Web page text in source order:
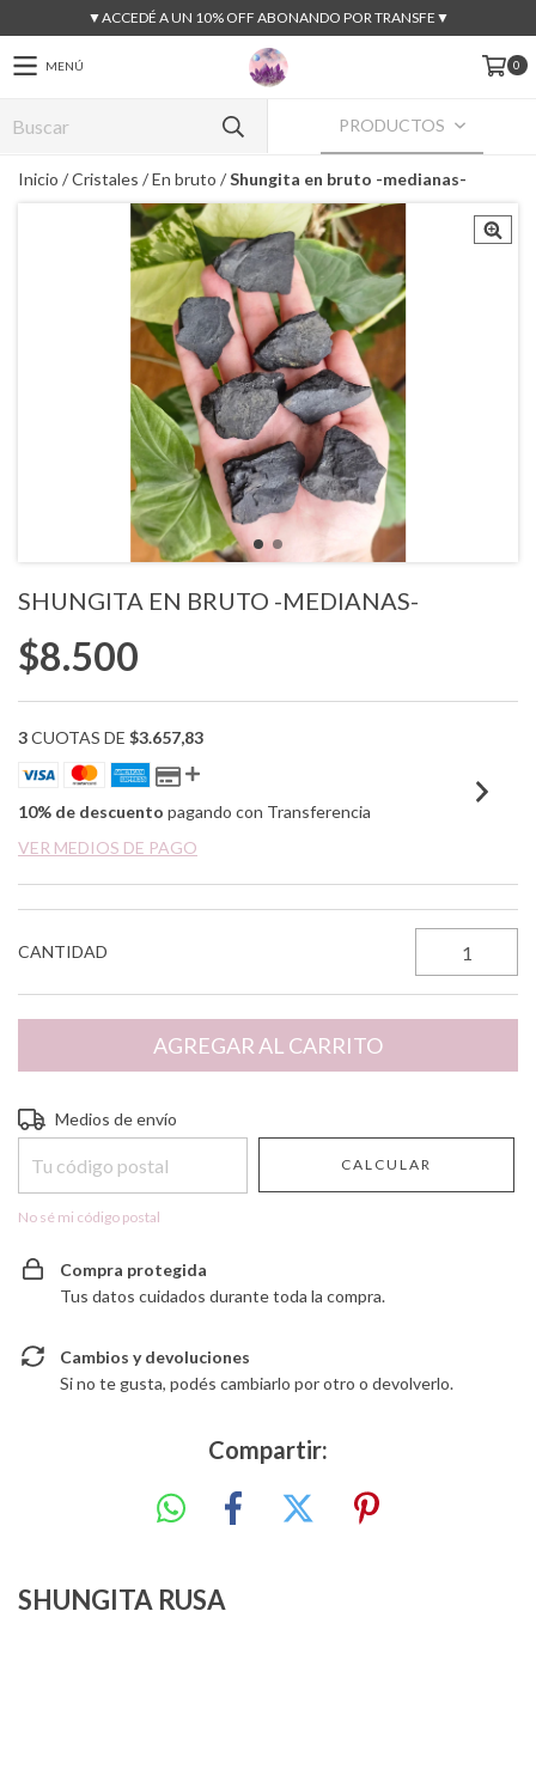
▼ACCEDÉ A UN 10% OFF ABONANDO POR TRANSFE▼
MENÚ 0
PRODUCTOS
Inicio /Cristales /En bruto /Shungita en bruto -medianas-
SHUNGITA EN BRUTO -MEDIANAS-
$8.500
3CUOTAS DE $3.657,83
10% de descuento pagando con Transferencia
VER MEDIOS DE PAGO
CANTIDAD
Entregas para el CP:
Medios de envío
CALCULAR
No sé mi código postal
Compra protegida
Tus datos cuidados durante toda la compra.
Cambios y devoluciones
Si no te gusta, podés cambiarlo por otro o devolverlo.
Compartir:
SHUNGITA RUSA